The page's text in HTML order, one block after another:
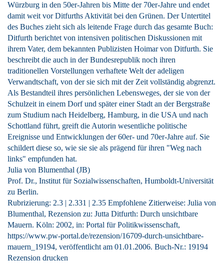
Würzburg in den 50er-Jahren bis Mitte der 70er-Jahre und endet
damit weit vor Ditfurths Aktivität bei den Grünen. Der Untertitel
des Buches zieht sich als leitende Frage durch das gesamte Buch:
Ditfurth berichtet von intensiven politischen Diskussionen mit
ihrem Vater, dem bekannten Publizisten Hoimar von Ditfurth. Sie
beschreibt die auch in der Bundesrepublik noch ihren
traditionellen Vorstellungen verhaftete Welt der adeligen
Verwandtschaft, von der sie sich mit der Zeit vollständig abgrenzt.
Als Bestandteil ihres persönlichen Lebensweges, der sie von der
Schulzeit in einem Dorf und später einer Stadt an der Bergstraße
zum Studium nach Heidelberg, Hamburg, in die USA und nach
Schottland führt, greift die Autorin wesentliche politische
Ereignisse und Entwicklungen der 60er- und 70er-Jahre auf. Sie
schildert diese so, wie sie sie als prägend für ihren "Weg nach
links" empfunden hat.
Julia von Blumenthal (JB)
Prof. Dr., Institut für Sozialwissenschaften, Humboldt-Universität
zu Berlin.
Rubrizierung: 2.3 | 2.331 | 2.35 Empfohlene Zitierweise: Julia von
Blumenthal, Rezension zu: Jutta Ditfurth: Durch unsichtbare
Mauern. Köln: 2002, in: Portal für Politikwissenschaft,
https://www.pw-portal.de/rezension/16709-durch-unsichtbare-
mauern_19194, veröffentlicht am 01.01.2006. Buch-Nr.: 19194
Rezension drucken